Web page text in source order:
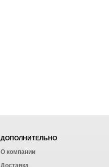
ДОПОЛНИТЕЛЬНО
О компании
Доставка